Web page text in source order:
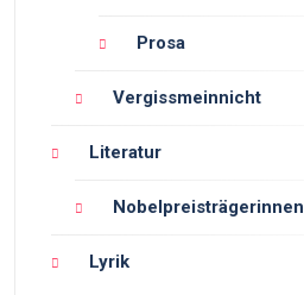
Prosa
Vergissmeinnicht
Literatur
Nobelpreisträgerinnen
Lyrik